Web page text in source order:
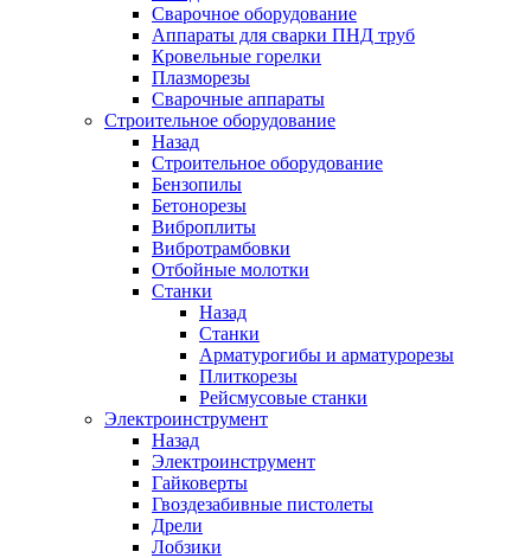
Сварочное оборудование
Аппараты для сварки ПНД труб
Кровельные горелки
Плазморезы
Сварочные аппараты
Строительное оборудование
Назад
Строительное оборудование
Бензопилы
Бетонорезы
Виброплиты
Вибротрамбовки
Отбойные молотки
Станки
Назад
Станки
Арматурогибы и арматурорезы
Плиткорезы
Рейсмусовые станки
Электроинструмент
Назад
Электроинструмент
Гайковерты
Гвоздезабивные пистолеты
Дрели
Лобзики